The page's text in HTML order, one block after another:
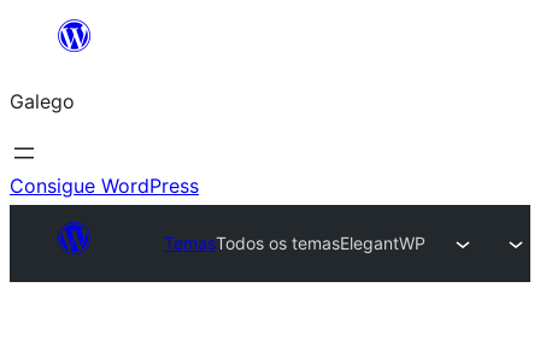
Saltar
contido
Galego
Consigue WordPress
TemasTodos os temasElegantWP